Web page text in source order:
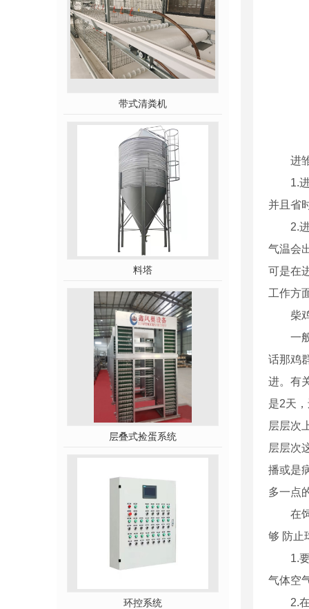
带式清粪机
料塔
层叠式捡蛋系统
环控系统
进雏
1.进雏
并且省
2.进雏
气温会
可是在
工作方
柴鸡
一般
话那鸡
进。有
是2天
层层次
层层次
播或是
多一点
在饲
够 防止
1.要对
气体空
2.在柴